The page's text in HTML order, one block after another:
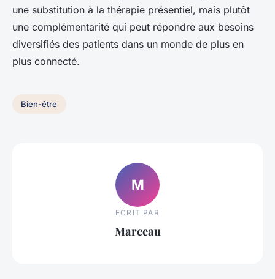
une substitution à la thérapie présentiel, mais plutôt
une complémentarité qui peut répondre aux besoins
diversifiés des patients dans un monde de plus en
plus connecté.
Bien-être
M
ECRIT PAR
Marceau